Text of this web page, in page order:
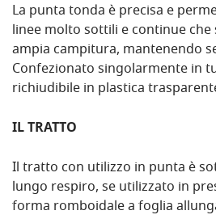
La punta tonda è precisa e
linee molto sottili e continue
ampia campitura, mantenendo
Confezionato singolarmente in
richiudibile in plastica
IL TRATTO
Il tratto con utilizzo in punta è
lungo respiro, se utilizzato in
forma romboidale a foglia